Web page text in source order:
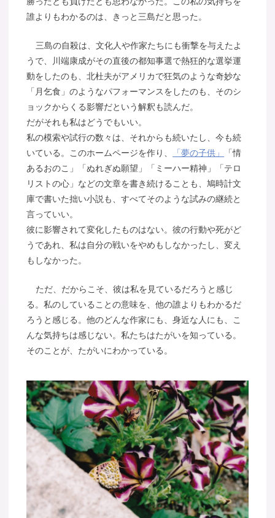
誰よりもわかるのは、きっと三島だと思った。
三島の自殺は、文化人や作家たちにも衝撃を与えたよ
うで、川端康成がその直後の都知事選で熱狂的な選挙運
動をしたのも、北杜夫がアメリカで狂気のような奇妙な
「月乞食」のようなパフォーマンスをしたのも、そのシ
ョックからくる影響だという解釈も読んだ。
だがそれも私はどうでもいい。
私の模索や試行の数々は、それからも続いたし、今も続
いている。このホームページを作り、
「夢の子供」
「情
あるおのこ」「ぬれぎぬ願望」「ミーハー精神」「テロ
リストの心」などの文章を書き続けることも、鳩時計文
庫で書いた拙い小説も、すべてそのような試みの継続と
言っていい。
彼に影響されて変化したものはない。彼の行動や死がど
うであれ、私は自分の戦いをやめもしなかったし、変え
もしなかった。
ただ、だからこそ、彼は私を見ているだろうと感じ
る。私のしていることの意味を、他の誰よりもわかるだ
ろうと感じる。他のどんな作家にも、身近な人にも、こ
んな気持ちは感じない。私たちはたがいを知っている。
そのことが、たがいにわかっている。